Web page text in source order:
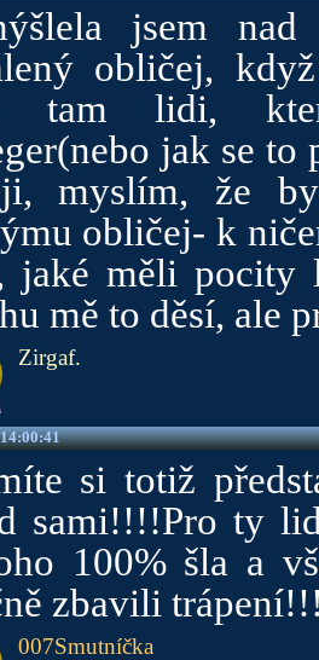
jsem
obličej,
tam lidi,
jak se to
myslím, že
obličej- k
jaké měli pocity
mě to děsí, ale
Zirgaf.
si totiž
sami!!!!Pro ty
100% šla a
zbavili
007Smutníčka